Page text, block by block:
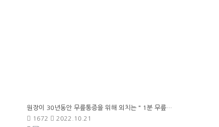
원장이 30년동안 무릎통증을 위해 외치는 " 1분 무릎…
1672
2022.10.21